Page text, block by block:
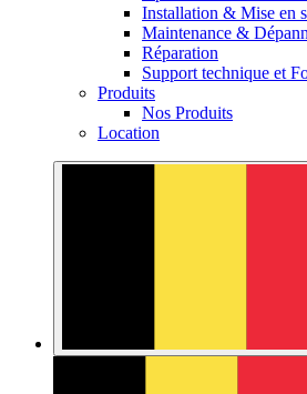
Installation & Mise en
Maintenance &
Réparation
Support technique et
Produits
Nos Produits
Location